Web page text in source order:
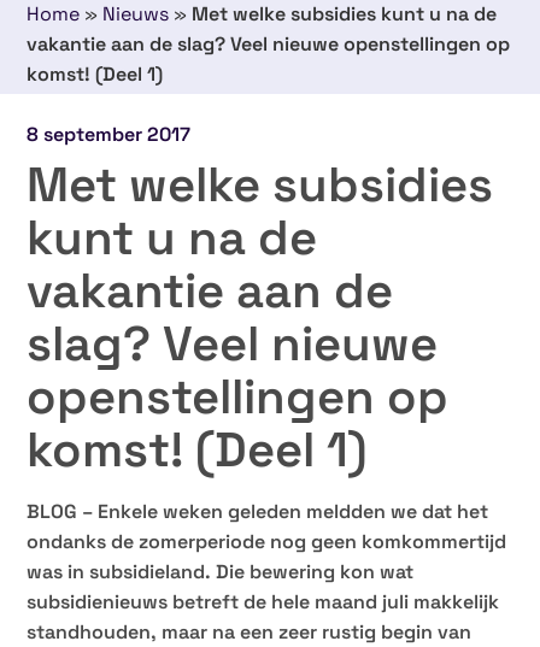
Home » Nieuws » Met welke subsidies kunt u na de
vakantie aan de slag? Veel nieuwe openstellingen op
komst! (Deel 1)
8 september 2017
Met welke subsidies
kunt u na de
vakantie aan de
slag? Veel nieuwe
openstellingen op
komst! (Deel 1)
BLOG – Enkele weken geleden meldden we dat het
ondanks de zomerperiode nog geen komkommertijd
was in subsidieland. Die bewering kon wat
subsidienieuws betreft de hele maand juli makkelijk
standhouden, maar na een zeer rustig begin van